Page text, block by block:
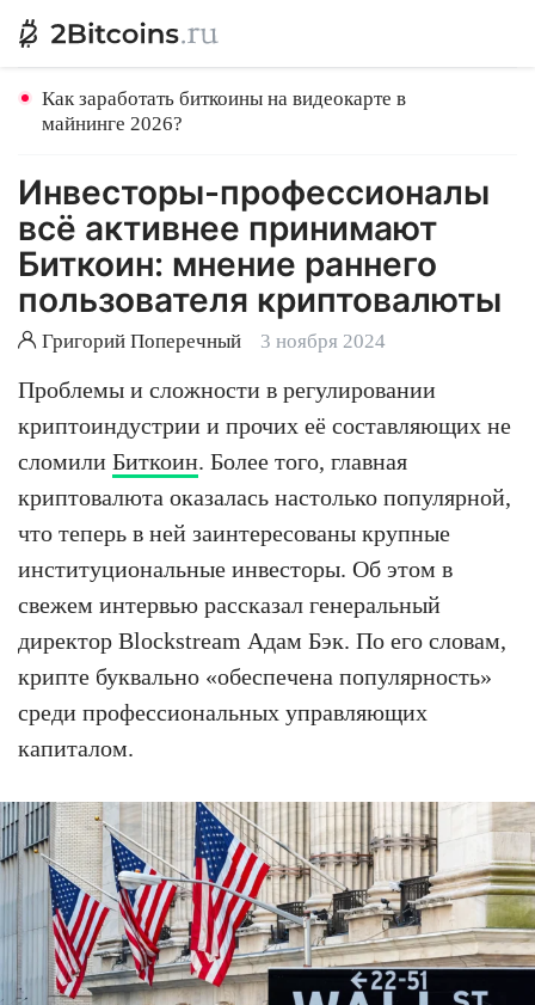
Как заработать биткоины на видеокарте в
майнинге 2026?
Инвесторы-профессионалы
всё активнее принимают
Биткоин: мнение раннего
пользователя криптовалюты
Григорий Поперечный 3 ноября 2024
Проблемы и сложности в регулировании
криптоиндустрии и прочих её составляющих не
сломили Биткоин. Более того, главная
криптовалюта оказалась настолько популярной,
что теперь в ней заинтересованы крупные
институциональные инвесторы. Об этом в
свежем интервью рассказал генеральный
директор Blockstream Адам Бэк. По его словам,
крипте буквально «обеспечена популярность»
среди профессиональных управляющих
капиталом.